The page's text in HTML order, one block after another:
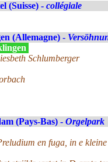
(Suisse) - collégiale
(Allemagne) -
Schlumberger
(Pays-Bas) - Orgelpark
en fuga, in e